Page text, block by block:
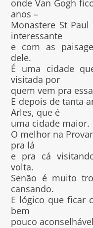
onde Van Gogh
anos –
Monastere St
interessante
e com as
dele.
É uma cidade
visitada por
quem vem pra
E depois de tanta
Arles, que é
uma cidade maior.
O melhor na
pra lá
e pra cá
volta.
Senão é muito
cansando.
E lógico que ficar
bem
pouco